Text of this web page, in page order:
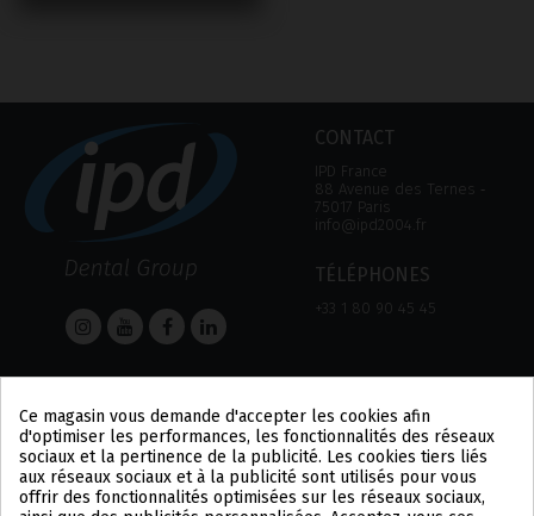
CONTACT
IPD France
88 Avenue des Ternes ‑
75017 Paris
info@ipd2004.fr
TÉLÉPHONES
+33 1 80 90 45 45
AIDE
MOYEN DE PAIEMENT
EXPÉDITIONS ET
RETOURS
CONDITIONS
MENTION LÉGALE
POLITIQUE DE
CONFIDENTIALITÉ
POLITIQUE DES COOKIES
US
Ce magasin vous demande d'accepter les cookies afin
d'optimiser les performances, les fonctionnalités des réseaux
sociaux et la pertinence de la publicité. Les cookies tiers liés
aux réseaux sociaux et à la publicité sont utilisés pour vous
offrir des fonctionnalités optimisées sur les réseaux sociaux,